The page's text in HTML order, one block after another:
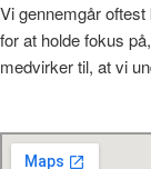
Vi gennemgår
for at holde fokus
medvirker til, at vi